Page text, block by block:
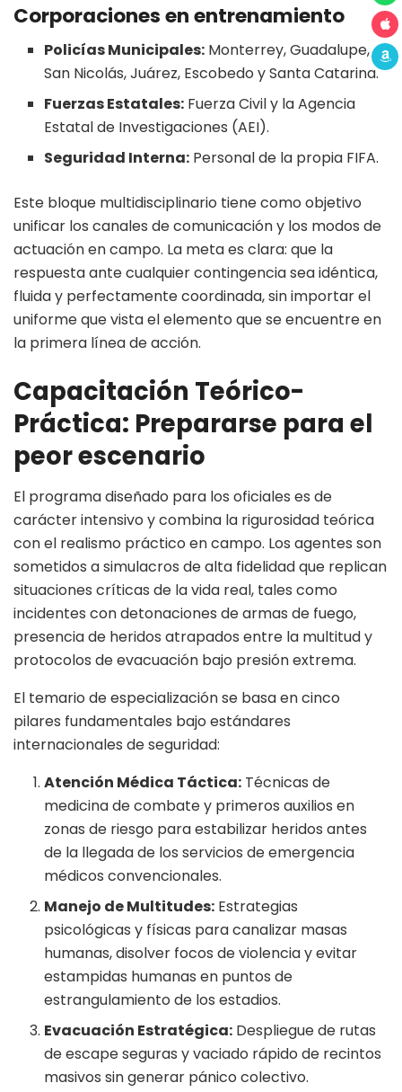
Corporaciones en entrenamiento
Policías Municipales: Monterrey, Guadalupe,
San Nicolás, Juárez, Escobedo y Santa Catarina.
Fuerzas Estatales: Fuerza Civil y la Agencia
Estatal de Investigaciones (AEI).
Seguridad Interna: Personal de la propia FIFA.
Este bloque multidisciplinario tiene como objetivo
unificar los canales de comunicación y los modos de
actuación en campo. La meta es clara: que la
respuesta ante cualquier contingencia sea idéntica,
fluida y perfectamente coordinada, sin importar el
uniforme que vista el elemento que se encuentre en
la primera línea de acción.
Capacitación Teórico-
Práctica: Prepararse para el
peor escenario
El programa diseñado para los oficiales es de
carácter intensivo y combina la rigurosidad teórica
con el realismo práctico en campo. Los agentes son
sometidos a simulacros de alta fidelidad que replican
situaciones críticas de la vida real, tales como
incidentes con detonaciones de armas de fuego,
presencia de heridos atrapados entre la multitud y
protocolos de evacuación bajo presión extrema.
El temario de especialización se basa en cinco
pilares fundamentales bajo estándares
internacionales de seguridad:
Atención Médica Táctica: Técnicas de
medicina de combate y primeros auxilios en
zonas de riesgo para estabilizar heridos antes
de la llegada de los servicios de emergencia
médicos convencionales.
Manejo de Multitudes: Estrategias
psicológicas y físicas para canalizar masas
humanas, disolver focos de violencia y evitar
estampidas humanas en puntos de
estrangulamiento de los estadios.
Evacuación Estratégica: Despliegue de rutas
de escape seguras y vaciado rápido de recintos
masivos sin generar pánico colectivo.